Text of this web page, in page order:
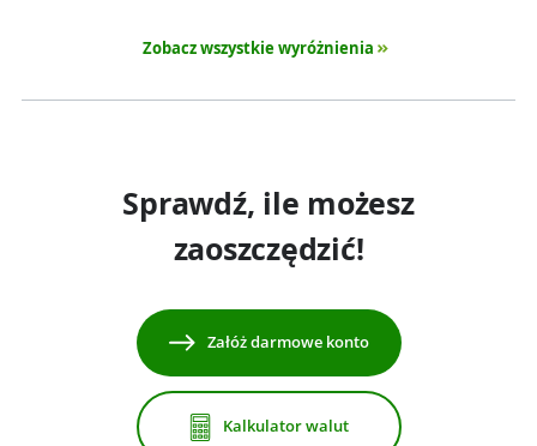
Zobacz wszystkie wyróżnienia
Sprawdź, ile możesz
zaoszczędzić!
Załóż darmowe konto
Kalkulator walut